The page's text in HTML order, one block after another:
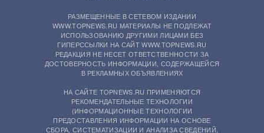
РАЗМЕЩЕННЫЕ В СЕТЕВОМ ИЗДАНИИ
WWW.TOPNEWS.RU МАТЕРИАЛЫ НЕ ПОДЛЕЖАТ
ИСПОЛЬЗОВАНИЮ ДРУГИМИ ЛИЦАМИ БЕЗ
ГИПЕРССЫЛКИ НА САЙТ WWW.TOPNEWS.RU
РЕДАКЦИЯ НЕ НЕСЕТ ОТВЕТСТВЕННОСТИ ЗА
ДОСТОВЕРНОСТЬ ИНФОРМАЦИИ, СОДЕРЖАЩЕЙСЯ
В РЕКЛАМНЫХ ОБЪЯВЛЕНИЯХ
НА САЙТЕ TOPNEWS.RU ПРИМЕНЯЮТСЯ
РЕКОМЕНДАТЕЛЬНЫЕ ТЕХНОЛОГИИ
(ИНФОРМАЦИОННЫЕ ТЕХНОЛОГИИ
ПРЕДОСТАВЛЕНИЯ ИНФОРМАЦИИ НА ОСНОВЕ
СБОРА, СИСТЕМАТИЗАЦИИ И АНАЛИЗА СВЕДЕНИЙ,